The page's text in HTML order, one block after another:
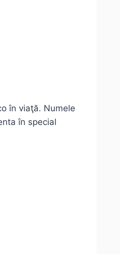
în viaţă. Numele
în special